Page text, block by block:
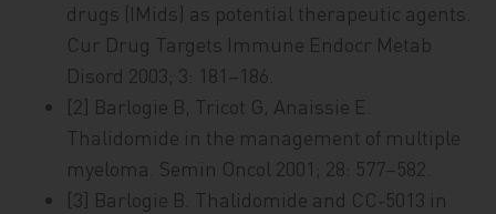
drugs (IMids) as potential therapeutic agents.
Cur Drug Targets Immune Endocr Metab
Disord 2003; 3: 181–186.
[2] Barlogie B, Tricot G, Anaissie E.
Thalidomide in the management of multiple
myeloma. Semin Oncol 2001; 28: 577–582.
[3] Barlogie B. Thalidomide and CC-5013 in